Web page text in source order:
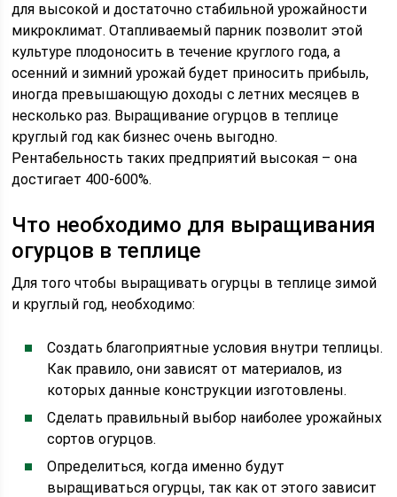
для высокой и достаточно стабильной урожайности
микроклимат. Отапливаемый парник позволит этой
культуре плодоносить в течение круглого года, а
осенний и зимний урожай будет приносить прибыль,
иногда превышающую доходы с летних месяцев в
несколько раз. Выращивание огурцов в теплице
круглый год как бизнес очень выгодно.
Рентабельность таких предприятий высокая – она
достигает 400-600%.
Что необходимо для выращивания
огурцов в теплице
Для того чтобы выращивать огурцы в теплице зимой
и круглый год, необходимо:
Создать благоприятные условия внутри теплицы.
Как правило, они зависят от материалов, из
которых данные конструкции изготовлены.
Сделать правильный выбор наиболее урожайных
сортов огурцов.
Определиться, когда именно будут
выращиваться огурцы, так как от этого зависит